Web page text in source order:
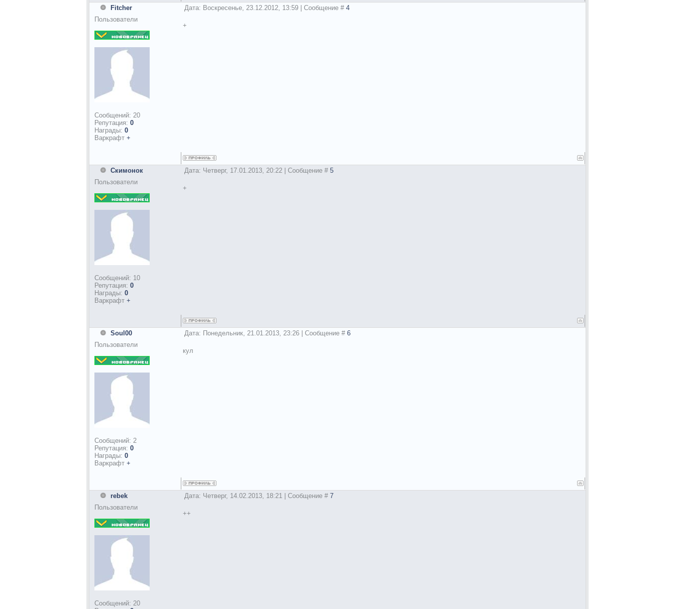
Fitcher Дата: Воскресенье, 23.12.2012, 13:59 | Сообщение # 4
Пользователи
Сообщений: 20
Репутация: 0
Награды: 0
Варкрафт +
+
Скимонок Дата: Четверг, 17.01.2013, 20:22 | Сообщение # 5
Пользователи
Сообщений: 10
Репутация: 0
Награды: 0
Варкрафт +
+
Soul00 Дата: Понедельник, 21.01.2013, 23:26 | Сообщение # 6
Пользователи
Сообщений: 2
Репутация: 0
Награды: 0
Варкрафт +
кул
rebek Дата: Четверг, 14.02.2013, 18:21 | Сообщение # 7
Пользователи
Сообщений: 20
++